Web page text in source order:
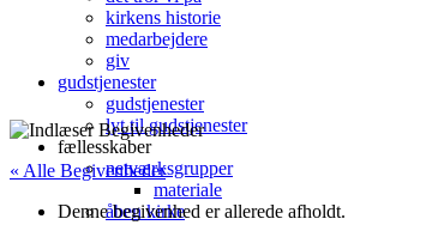
kirkens historie
medarbejdere
giv
gudstjenester
gudstjenester
lyt til gudstjenester
fællesskaber
netværksgrupper
materiale
åben kirke
« Alle Begivenheder
Denne begivenhed er allerede afholdt.